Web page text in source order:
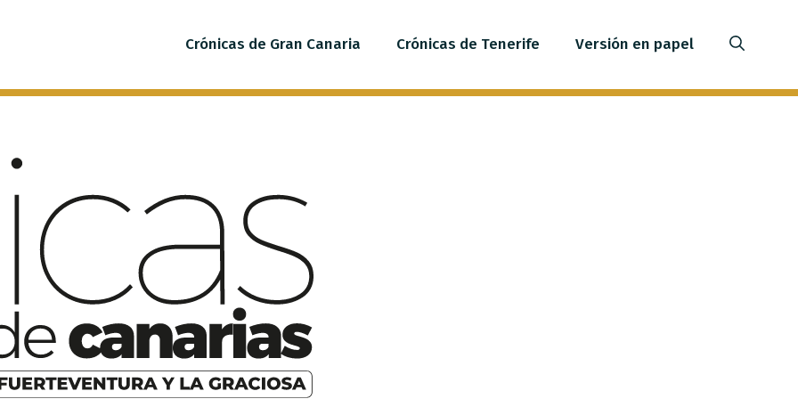
Crónicas de Gran Canaria Crónicas de Tenerife Versión en papel